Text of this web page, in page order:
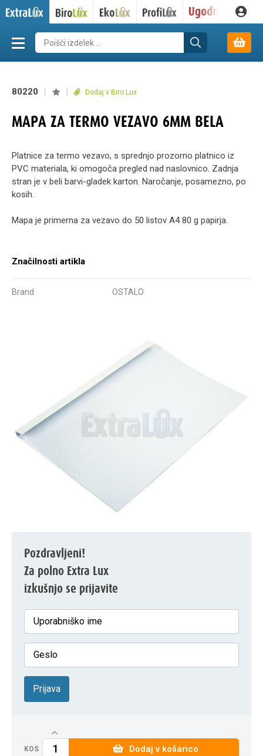
80220 Dodaj v Biro Lux
MAPA ZA TERMO VEZAVO 6MM BELA
Platnice za termo vezavo, s sprednjo prozorno platnico iz
PVC materiala, ki omogoča pregled nad naslovnico. Zadnja
stran je v beli barvi-gladek karton. Naročanje, posamezno, po
kosih.
Mapa je primerna za vezavo do 50 listov A4 80 g papirja.
Značilnosti artikla
Brand OSTALO
Pozdravljeni!
Za polno Extra Lux
izkušnjo se prijavite
Prijava
KOS Dodaj v košarico